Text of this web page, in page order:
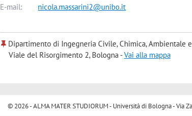
E-mail: nicola.massarini2@unibo.it
Dipartimento di Ingegneria Civile, Chimica, Ambientale
Viale del Risorgimento 2, Bologna -Vai alla mappa
© 2026 - ALMA MATER STUDIORUM - Università di Bologna - Via